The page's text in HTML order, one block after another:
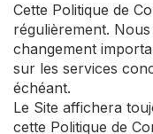
Cette Politique de
régulièrement.
changement
sur les services
échéant.
Le Site affichera
cette Politique de